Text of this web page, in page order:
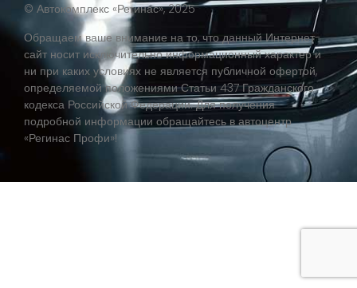
© Автокомплекс «Регинас», 2025
Обращаем ваше внимание на то, что данный Интернет-
сайт носит исключительно информационный характер и
ни при каких условиях не является публичной офертой,
определяемой положениями Статьи 437 Гражданского
кодекса Российской Федерации. Для получения
подробной информации обращайтесь в автоцентр
«Регинас Профи»!